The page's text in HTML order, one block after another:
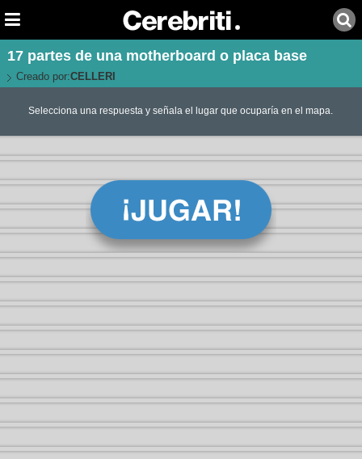
17 partes de una motherboard o placa base
Creado por:CELLERI
Selecciona una respuesta y señala el lugar que ocuparía en el mapa.